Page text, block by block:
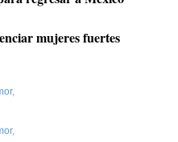
mujeres fuertes
,
,